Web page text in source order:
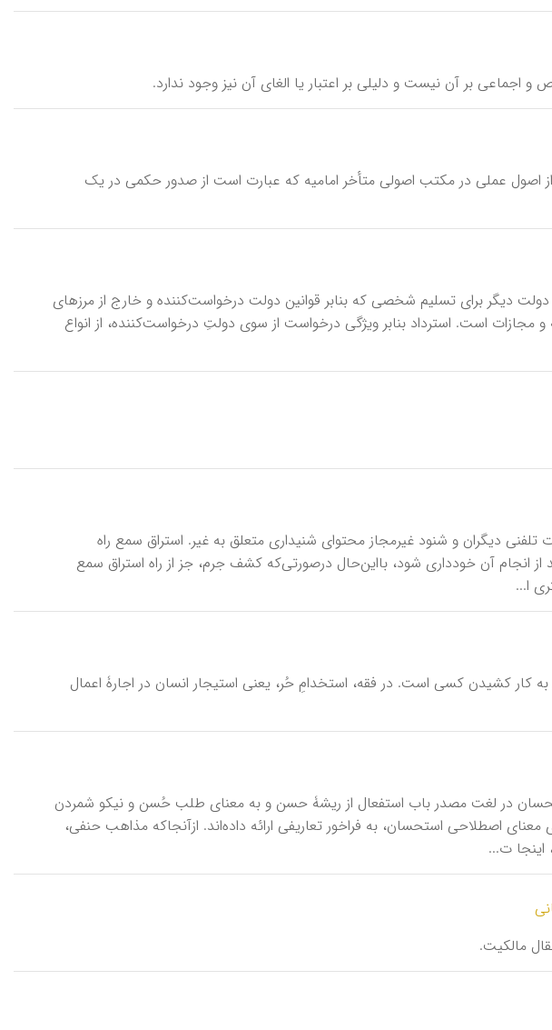
بر آن نیست و دلیلی بر اعتبار یا الغای آن نیز وجود ندارد.
اصول عملی در مکتب اصولی متأخر امامیه که عبارت است از صدور حکمی در یک
دیگر برای تسلیم شخصی که بنابر قوانین دولت درخواست‌کننده و خارج از مرزهای
است. استرداد بنابر ویژگی درخواست از سوی دولتِ درخواست‌کننده، از انواع
دیگران و شنود غیرمجاز محتوای شنیداری متعلق به غیر. استراق سمع راه
انجام آن خودداری شود، بااین‌حال درصورتی‌که کشف جرم، جز از راه استراق سمع
ا...
کار کشیدن کسی است. در فقه، استخدامِ حُر، یعنی استیجار انسان در اجارۀ اعمال
در لغت مصدر باب استفعال از ریشۀ حسن و به معنای طلب حُسن و نیکو شمردن
اصطلاحی استحسان، به فراخور تعاریفی ارائه داده‌اند. ازآنجاکه مذاهب حنفی،
ت...
مالکیت.